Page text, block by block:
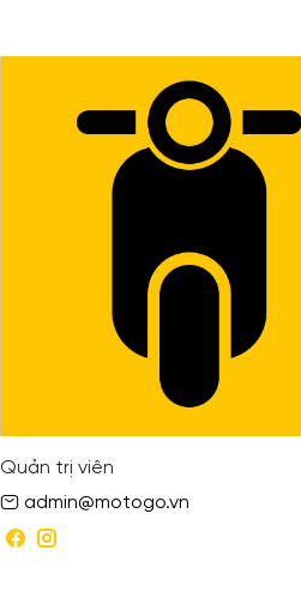
Quản trị viên
admin@motogo.vn